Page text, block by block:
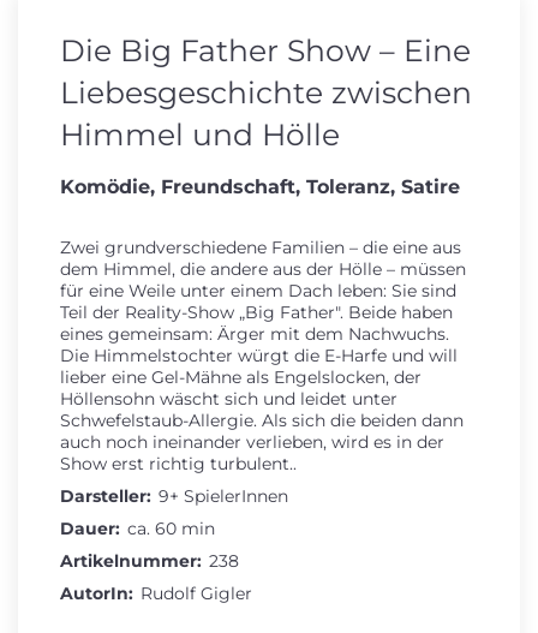
Die Big Father Show – Eine
Liebesgeschichte zwischen
Himmel und Hölle
Komödie, Freundschaft, Toleranz, Satire
Zwei grundverschiedene Familien – die eine aus
dem Himmel, die andere aus der Hölle – müssen
für eine Weile unter einem Dach leben: Sie sind
Teil der Reality-Show „Big Father". Beide haben
eines gemeinsam: Ärger mit dem Nachwuchs.
Die Himmelstochter würgt die E-Harfe und will
lieber eine Gel-Mähne als Engelslocken, der
Höllensohn wäscht sich und leidet unter
Schwefelstaub-Allergie. Als sich die beiden dann
auch noch ineinander verlieben, wird es in der
Show erst richtig turbulent..
Darsteller: 9+ SpielerInnen
Dauer: ca. 60 min
Artikelnummer: 238
AutorIn: Rudolf Gigler